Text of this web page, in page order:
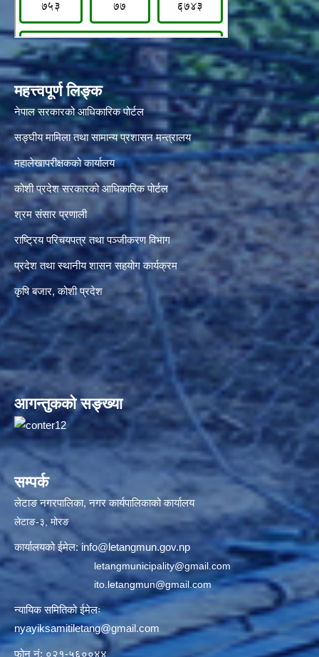
महत्त्वपूर्ण लिङ्क
नेपाल सरकारको आधिकारिक पोर्टल
सङ्‍घीय मामिला तथा सामान्य प्रशासन मन्त्रालय
महालेखापरीक्षकको कार्यालय
कोशी प्रदेश सरकारको आधिकारिक पोर्टल
श्रम संसार प्रणाली
राष्ट्रिय परिचयपत्र तथा पञ्जीकरण विभाग
प्रदेश तथा स्थानीय शासन सहयोग कार्यक्रम
कृषि बजार, कोशी प्रदेश
आगन्तुकको सङ्ख्या
सम्पर्क
लेटाङ नगरपालिका, नगर कार्यपालिकाको कार्यालय
लेटाङ-३, मोरङ
कार्यालयको ईमेल:info@letangmun.gov.np
letangmunicipality@gmail.com
ito.letangmun@gmail.com
न्यायिक समितिको ईमेलः
nyayiksamitiletang@gmail.com
फोन नं: ०२१-५६००४४